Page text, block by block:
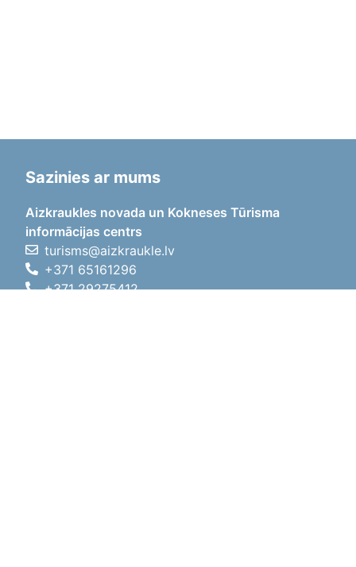
Sazinies ar mums
Aizkraukles novada un Kokneses Tūrisma
informācijas centrs
turisms@aizkraukle.lv
+371 65161296
+371 29275412